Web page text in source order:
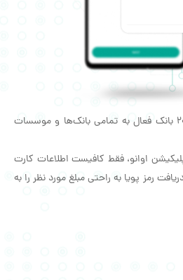
با اپلیکیشن اوانو از مبدا 20 بانک فعال به تمامی بانک‌‌ها و موسسات
اوانو، فقط کافیست اطلاعات کارت
رمز پویا به راحتی مبلغ مورد نظر را به